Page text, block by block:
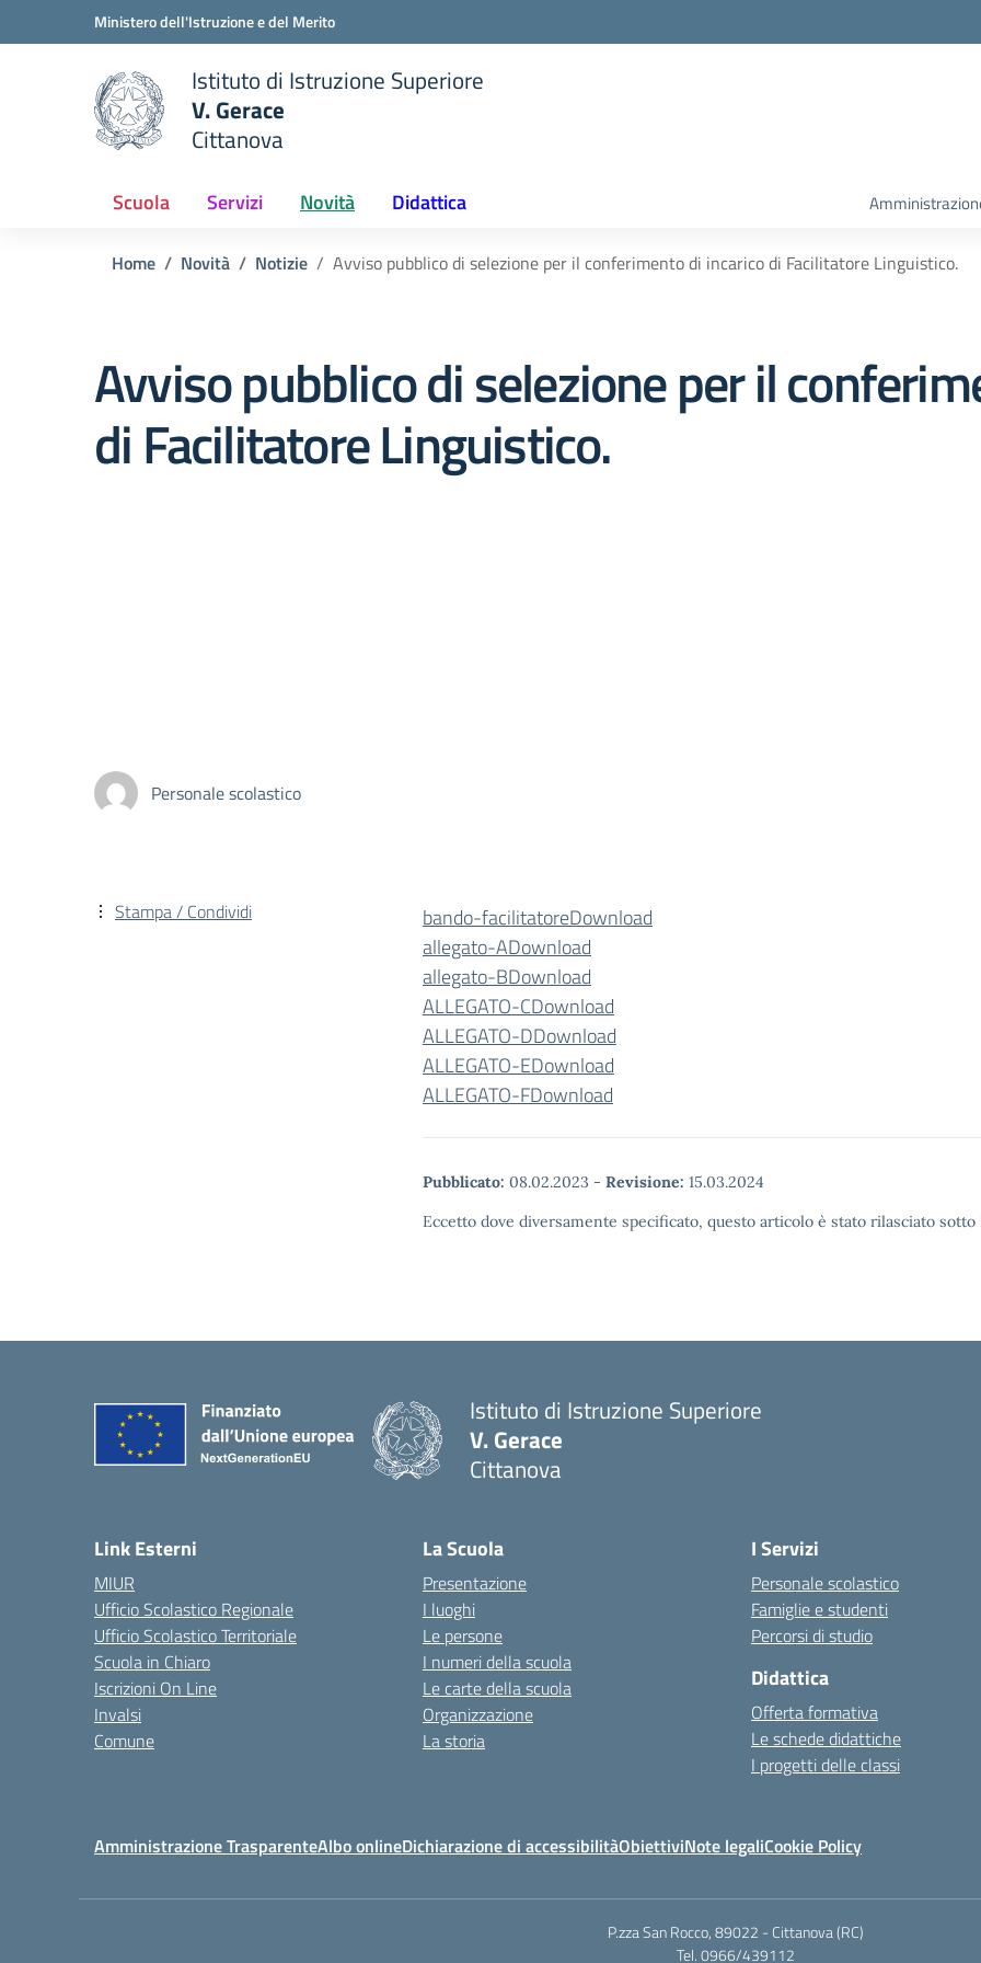
Vai ai contenuti
Vai al menu di navigazioneMinistero dell'Istruzione e del Merito
scuola
Istituto di Istruzione Superiore
V. Gerace
Cittanova
Scuola Servizi Novità Didattica
Home Novità Notizie Avviso pubblico di selezione per il conferimento di incarico di Facilitatore Linguistico.
Avviso pubblico di selezione per il
di Facilitatore Linguistico.
Personale scolastico
bando-facilitatoreDownload
allegato-ADownload
allegato-BDownload
ALLEGATO-CDownload
ALLEGATO-DDownload
ALLEGATO-EDownload
ALLEGATO-FDownload
Pubblicato: 08.02.2023 - Revisione: 15.03.2024
Eccetto dove diversamente specificato, questo articolo è stato rilasciato
Stampa / Condividi
Istituto di Istruzione Superiore
V. Gerace
Cittanova
Link Esterni
MIUR
Ufficio Scolastico Regionale
Ufficio Scolastico Territoriale
Scuola in Chiaro
Iscrizioni On Line
Invalsi
Comune
La Scuola
Presentazione
I luoghi
Le persone
I numeri della scuola
Le carte della scuola
Organizzazione
La storia
I Servizi
Personale scolastico
Famiglie e studenti
Percorsi di studio
Didattica
Offerta formativa
Le schede didattiche
I progetti delle classi
Amministrazione TrasparenteAlbo onlineDichiarazione di accessibilitàObiettiviNote legaliCookie Policy
P.zza San Rocco, 89022 - Cittanova (RC)
Tel. 0966/439112